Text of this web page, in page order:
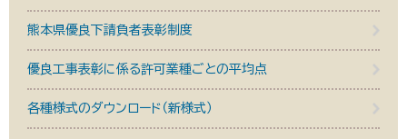
熊本県優良下請負者表彰制度
優良工事表彰に係る許可業種ごとの平均点
各種様式のダウンロード（新様式）